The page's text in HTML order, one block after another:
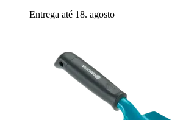
Entrega até 18. agosto